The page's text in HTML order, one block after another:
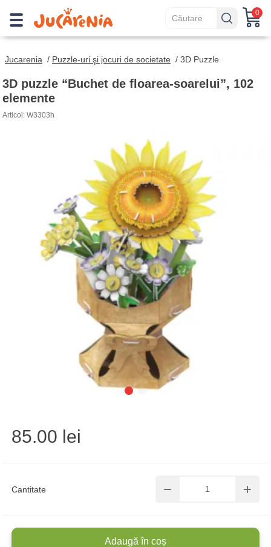
0
Jucarenia / Puzzle-uri şi jocuri de societate / 3D Puzzle
3D puzzle “Buchet de floarea-soarelui”, 102
elemente
Articol: W3303h
Cantitate
85.00 lei
Adaugă în coș